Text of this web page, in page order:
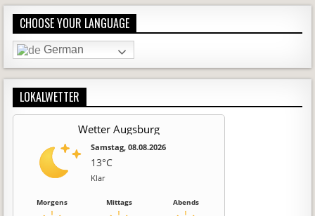
CHOOSE YOUR LANGUAGE
German
LOKALWETTER
Wetter Augsburg
Samstag, 08.08.2026
13°C
Klar
Morgens Mittags Abends